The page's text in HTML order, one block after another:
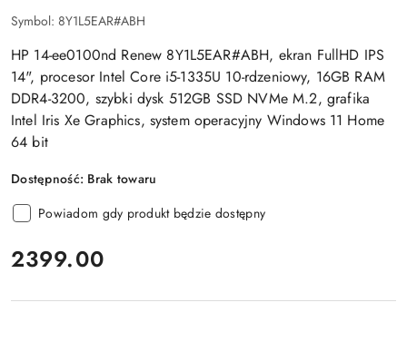
Symbol: 8Y1L5EAR#ABH
HP 14-ee0100nd Renew 8Y1L5EAR#ABH, ekran FullHD IPS
14", procesor Intel Core i5-1335U 10-rdzeniowy, 16GB RAM
DDR4-3200, szybki dysk 512GB SSD NVMe M.2, grafika
Intel Iris Xe Graphics, system operacyjny Windows 11 Home
64 bit
Dostępność: Brak towaru
Powiadom gdy produkt będzie dostępny
cena:
2399.00